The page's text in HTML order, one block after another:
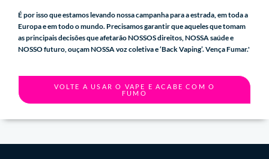
É por isso que estamos levando nossa campanha para a estrada, em toda a
Europa e em todo o mundo. Precisamos garantir que aqueles que tomam
as principais decisões que afetarão NOSSOS direitos, NOSSA saúde e
NOSSO futuro, ouçam NOSSA voz coletiva e ‘Back Vaping’. Vença Fumar.'
VOLTE A USAR O VAPE E ACABE COM O
FUMO